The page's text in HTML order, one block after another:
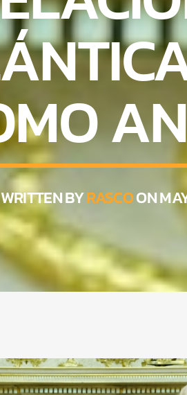
WRITTEN BYRASCOON